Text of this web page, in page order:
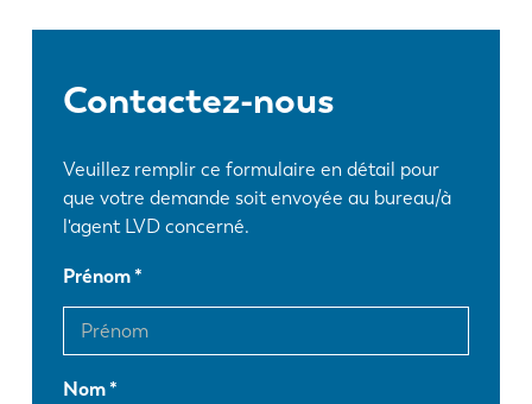
Contactez-nous
Veuillez remplir ce formulaire en détail pour
que votre demande soit envoyée au bureau/à
l'agent LVD concerné.
Prénom
Nom